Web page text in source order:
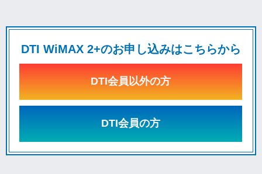
DTI WiMAX 2+のお申し込みはこちらから
DTI会員以外の方
DTI会員の方